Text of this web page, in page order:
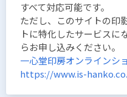
すべて対応可能です。
ただし、このサイトの印
トに特化したサービスに
らお申し込みください。
一心堂印房オンラインシ
https://www.is-